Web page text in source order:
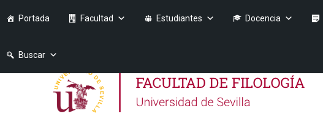
Portada Facultad Estudiantes Docencia
Buscar